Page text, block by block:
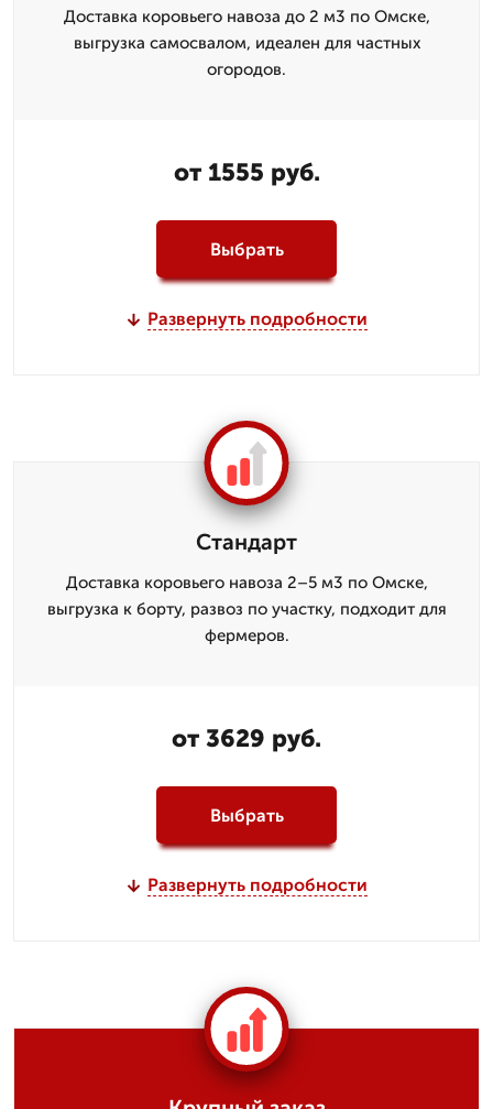
Доставка коровьего навоза до 2 м3 по Омске,
выгрузка самосвалом, идеален для частных
огородов.
от 1555 руб.
Выбрать
Развернуть подробности
Стандарт
Доставка коровьего навоза 2–5 м3 по Омске,
выгрузка к борту, развоз по участку, подходит для
фермеров.
от 3629 руб.
Выбрать
Развернуть подробности